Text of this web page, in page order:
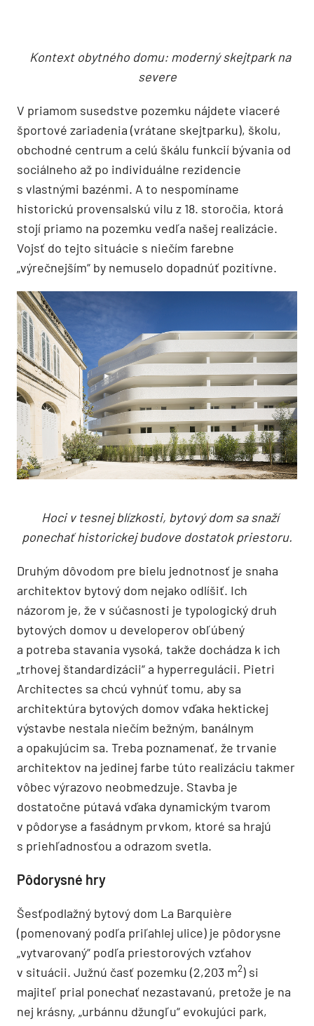
Kontext obytného domu: moderný skejtpark na
severe
V priamom susedstve pozemku nájdete viaceré
športové zariadenia (vrátane skejtparku), školu,
obchodné centrum a celú škálu funkcií bývania od
sociálneho až po individuálne rezidencie
s vlastnými bazénmi. A to nespomíname
historickú provensalskú vilu z 18. storočia, ktorá
stojí priamo na pozemku vedľa našej realizácie.
Vojsť do tejto situácie s niečím farebne
„výrečnejším“ by nemuselo dopadnúť pozitívne.
Hoci v tesnej blízkosti, bytový dom sa snaží
ponechať historickej budove dostatok priestoru.
Druhým dôvodom pre bielu jednotnosť je snaha
architektov bytový dom nejako odlíšiť. Ich
názorom je, že v súčasnosti je typologický druh
bytových domov u developerov obľúbený
a potreba stavania vysoká, takže dochádza k ich
„trhovej štandardizácii“ a hyperregulácii. Pietri
Architectes sa chcú vyhnúť tomu, aby sa
architektúra bytových domov vďaka hektickej
výstavbe nestala niečím bežným, banálnym
a opakujúcim sa. Treba poznamenať, že trvanie
architektov na jedinej farbe túto realizáciu takmer
dostatočne pútavá vďaka dynamickým tvarom
v pôdoryse a fasádnym prvkom, ktoré sa hrajú
s priehľadnosťou a odrazom svetla.
Pôdorysné hry
Šesťpodlažný bytový dom La Barquière
(pomenovaný podľa priľahlej ulice) je pôdorysne